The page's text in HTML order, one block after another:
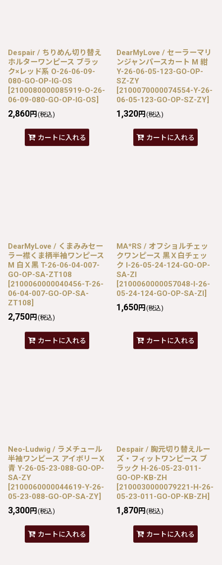
Despair / ちりめん切り替え
ホルターワンピース ブラッ
ク×レッド系 O-26-06-09-
080-GO-OP-IG-OS
[2100080000085919-O-26-
06-09-080-GO-OP-IG-OS]
2,860円 (税込)
カートに入れる
DearMyLove / セーラーマリ
ンジャンパースカート M 紺
Y-26-06-05-123-GO-OP-
SZ-ZY
[2100070000074554-Y-26-
06-05-123-GO-OP-SZ-ZY]
1,320円 (税込)
カートに入れる
DearMyLove / くまみみセー
ラー襟くま柄半袖ワンピース
M 白Ｘ黒 T-26-06-04-007-
GO-OP-SA-ZT108
[2100060000040456-T-26-
06-04-007-GO-OP-SA-
ZT108]
2,750円 (税込)
カートに入れる
MA*RS / オフショルチェッ
クワンピース 黒Ｘ白チェッ
ク I-26-05-24-124-GO-OP-
SA-ZI
[2100060000057048-I-26-
05-24-124-GO-OP-SA-ZI]
1,650円 (税込)
カートに入れる
Neo-Ludwig / ラメチュール
半袖ワンピース アイボリーＸ
青 Y-26-05-23-088-GO-OP-
SA-ZY
[2100060000044619-Y-26-
05-23-088-GO-OP-SA-ZY]
3,300円 (税込)
カートに入れる
Despair / 胸元切り替えルー
ズ・フィットワンピース ブ
ラック H-26-05-23-011-
GO-OP-KB-ZH
[2100030000079221-H-26-
05-23-011-GO-OP-KB-ZH]
1,870円 (税込)
カートに入れる